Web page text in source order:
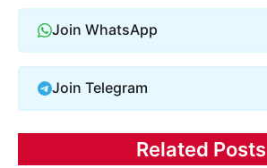
Join WhatsApp
Join Telegram
Related Posts